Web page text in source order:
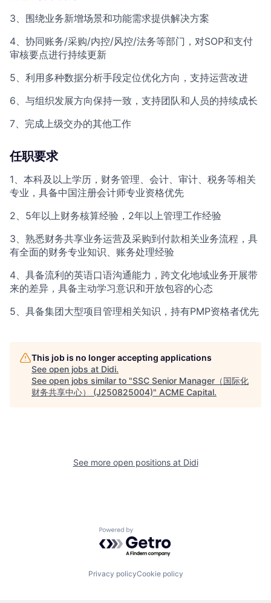
3、围绕业务新增场景和功能需求提供解决方案
4、协同账务/采购/内控/风控/法务等部门，对SOP和支付
审核要点进行持续更新
5、利用多种数据分析手段定位优化方向，支持运营改进
6、与组织发展方向保持一致，支持团队和人员的持续成长
7、完成上级交办的其他工作
任职要求
1、本科及以上学历，财务管理、会计、审计、税务等相关
专业，具备中国注册会计师专业资格优先
2、5年以上财务核算经验，2年以上管理工作经验
3、熟悉财务共享业务运营及采购到付款相关业务流程，具
有全面的财务专业知识、账务处理经验
4、具备流利的英语口语沟通能力，跨文化地域业务开展带
来的差异，具备主动学习意识和开放包容的心态
5、具备集团大型项目管理相关知识，持有PMP资格者优先
This job is no longer accepting applications
See open jobs at Didi.
See open jobs similar to "SSC Senior Manager（国际化
财务共享中心） (J250825004)" ACME Capital.
See more open positions at Didi
Powered by Getro.com
Privacy policyCookie policy